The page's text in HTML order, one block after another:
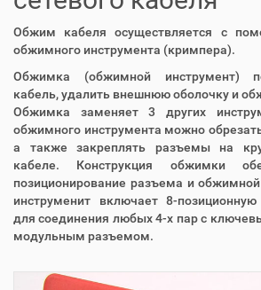
Обжим кабеля осуществляется с
обжимного инструмента (кримпера).
Обжимка (обжимной инструмент)
кабель, удалить внешнюю оболочку и
Обжимка заменяет 3 других
обжимного инструмента можно
а также закреплять разъемы на
кабеле. Конструкция обжимки
позиционирование разъема и
инструменит включает 8-
для соединения любых 4-х пар с
модульным разъемом.